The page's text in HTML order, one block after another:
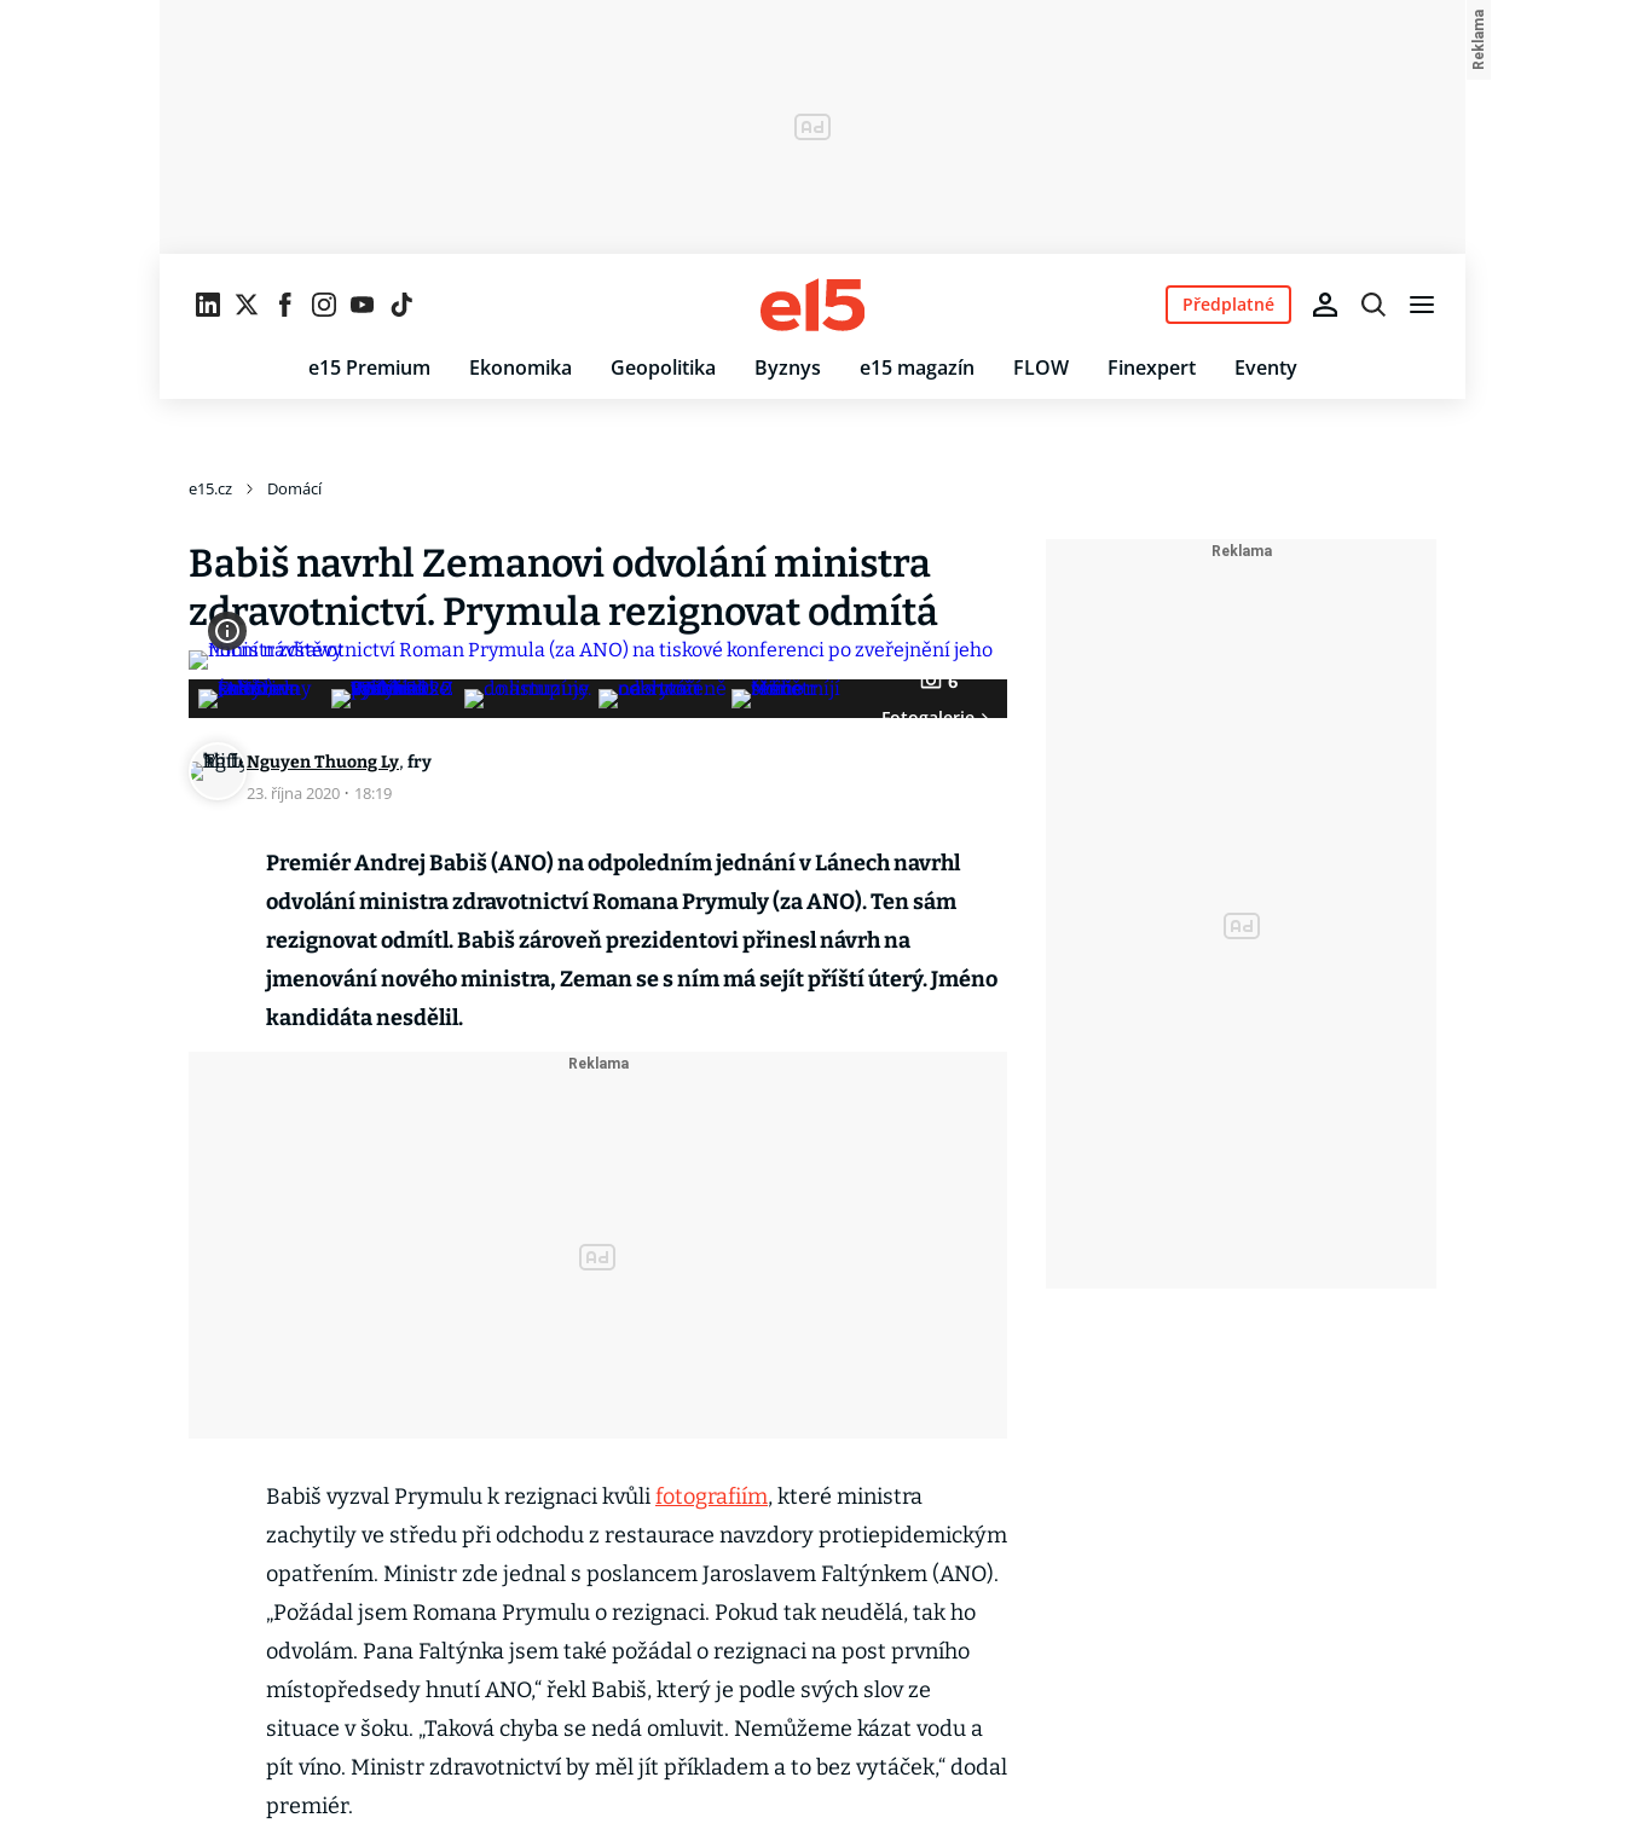
e15 Premium Ekonomika Geopolitika Byznys e15 magazín FLOW Finexpert Eventy
Předplatné
e15.cz Domácí
Babiš navrhl Zemanovi odvolání ministra
zdravotnictví. Prymula rezignovat odmítá
6
Fotogalerie
Nguyen Thuong Ly, fry
23. října 2020 · 18:19
Premiér Andrej Babiš (ANO) na odpoledním jednání v Lánech navrhl
odvolání ministra zdravotnictví Romana Prymuly (za ANO). Ten sám
rezignovat odmítl. Babiš zároveň prezidentovi přinesl návrh na
jmenování nového ministra, Zeman se s ním má sejít příští úterý. Jméno
kandidáta nesdělil.
Babiš vyzval Prymulu k rezignaci kvůlifotografiím, které ministra
zachytily ve středu při odchodu z restaurace navzdory protiepidemickým
opatřením. Ministr zde jednal s poslancem Jaroslavem Faltýnkem (ANO).
„Požádal jsem Romana Prymulu o rezignaci. Pokud tak neudělá, tak ho
odvolám. Pana Faltýnka jsem také požádal o rezignaci na post prvního
místopředsedy hnutí ANO,“ řekl Babiš, který je podle svých slov ze
situace v šoku. „Taková chyba se nedá omluvit. Nemůžeme kázat vodu a
pít víno. Ministr zdravotnictví by měl jít příkladem a to bez vytáček,“ dodal
premiér.